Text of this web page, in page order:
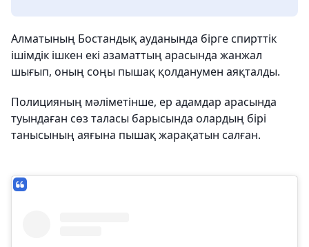
Алматының Бостандық ауданында бірге спирттік
ішімдік ішкен екі азаматтың арасында жанжал
шығып, оның соңы пышақ қолданумен аяқталды.
Полицияның мәліметінше, ер адамдар арасында
туындаған сөз таласы барысында олардың бірі
танысының аяғына пышақ жарақатын салған.